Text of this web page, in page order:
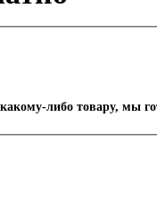
какому-либо товару, мы